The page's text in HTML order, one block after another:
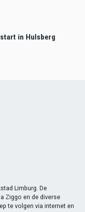
in Hulsberg
Limburg. De
Ziggo en de diverse
te volgen via internet en